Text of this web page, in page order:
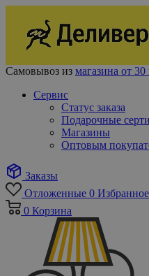
Самовывоз из магазина от
Сервис
Статус заказа
Подарочные
Магазины
Оптовым
Заказы
Отложенные 0 Избранное
0 Корзина